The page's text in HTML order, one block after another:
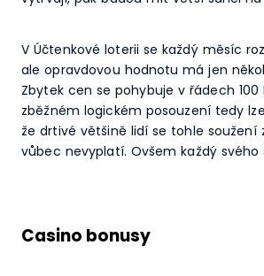
V Účtenkové loterii se každý měsíc
ale opravdovou hodnotu má jen
Zbytek cen se pohybuje v řádech 100
zběžném logickém posouzení tedy
že drtivé většině lidí se tohle soužení
vůbec nevyplatí. Ovšem každý
Casino bonusy